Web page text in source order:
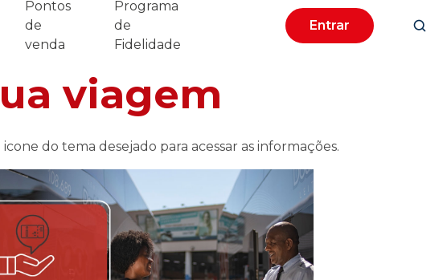
Pontos
de
venda
Programa
de
Fidelidade
Entrar
viagem
do tema desejado para acessar as informações.